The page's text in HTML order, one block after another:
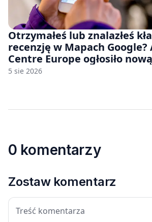
Otrzymałeś lub znalazłeś
recenzję w Mapach Google?
Centre Europe ogłosiło
odwoławczą dla firm i
5 sie 2026
0 komentarzy
Zostaw komentarz